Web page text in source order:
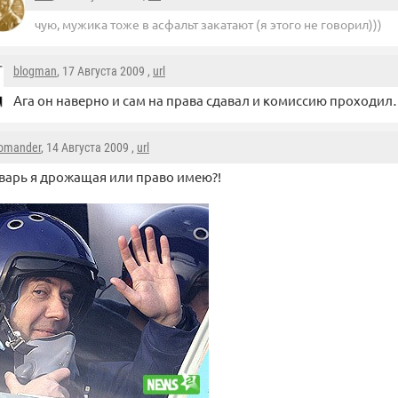
чую, мужика тоже в асфальт закатают (я этого не говорил)))
blogman, 17 Августа 2009 , url
Ага он наверно и сам на права сдавал и комиссию
, 14 Августа 2009 , url
я дрожащая или право имею?!